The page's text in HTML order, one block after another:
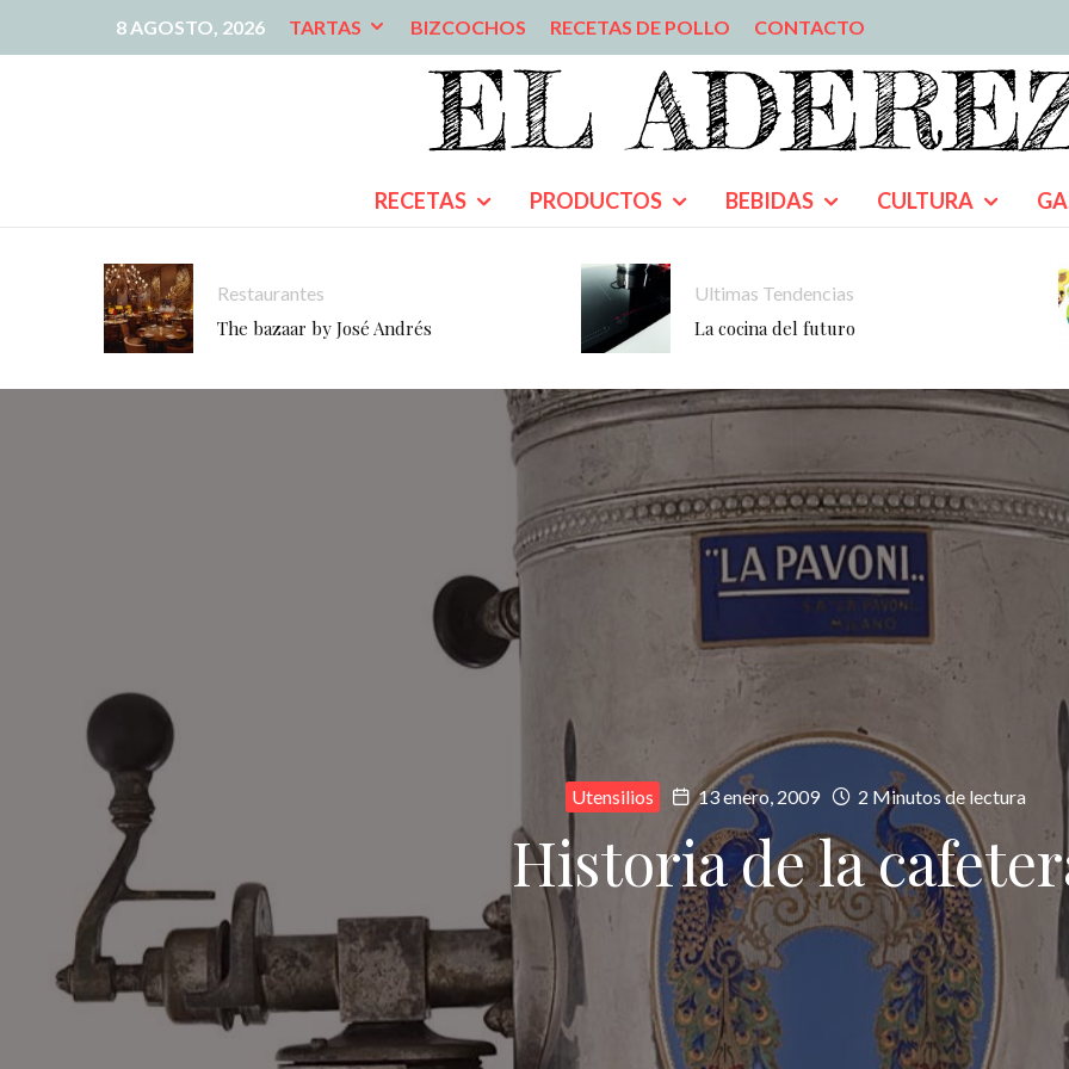
8 AGOSTO, 2026 TARTAS BIZCOCHOS RECETAS DE POLLO CONTACTO
RECETAS PRODUCTOS BEBIDAS CULTURA
Restaurantes
The bazaar by José Andrés
Ultimas Tendencias
La cocina del futuro
Utensilios 13 enero, 2009 2 Minutos de lectura
Historia de la